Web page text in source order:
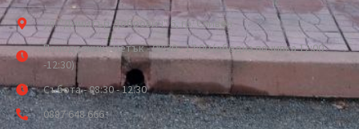
ул. "Димитър Добрович" 6, гр. Сливен
Понеделник - Петък - 08:30 - 17:00 (обедна почивка 12:00
-12:30)
Събота - 08:30 - 12:30
0887 648 666